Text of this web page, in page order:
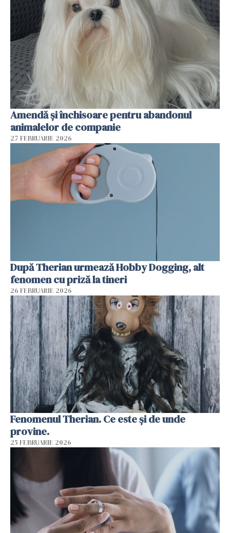
Amendă și închisoare pentru abandonul
animalelor de companie
27 FEBRUARIE 2026
După Therian urmează Hobby Dogging, alt
fenomen cu priză la tineri
26 FEBRUARIE 2026
Fenomenul Therian. Ce este și de unde
provine.
25 FEBRUARIE 2026